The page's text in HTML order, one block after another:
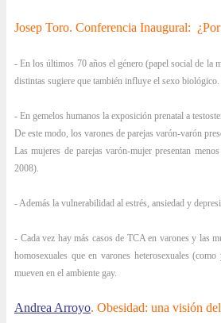
Josep Toro. Conferencia Inaugural: ¿Por
- En los últimos 70 años el género (papel social de la
distintas sugiere que también influye el sexo biológico.
- En gemelos humanos la exposición prenatal a
De este modo, los varones de parejas varón-varón
Las mujeres de parejas varón-mujer presentan
2008).
- Además la vulnerabilidad al estrés, ansiedad y
- Cada vez hay más casos de TCA en varones y las
homosexuales que en varones heterosexuales
mueven en el ambiente gay.
Andrea Arroyo. Obesidad: una visión